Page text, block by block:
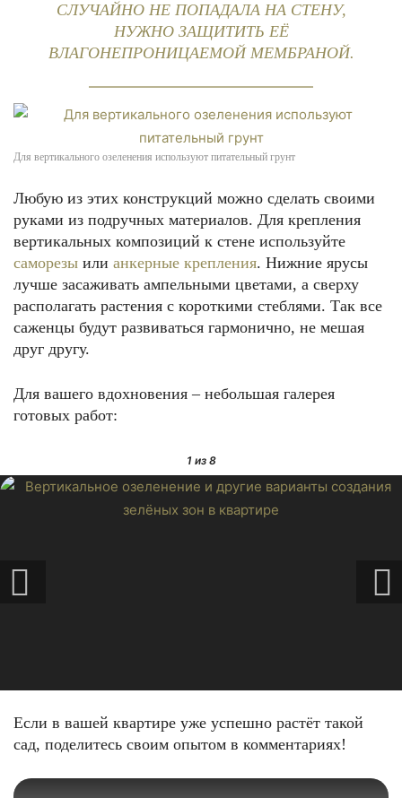
СЛУЧАЙНО НЕ ПОПАДАЛА НА СТЕНУ,
НУЖНО ЗАЩИТИТЬ ЕЁ
ВЛАГОНЕПРОНИЦАЕМОЙ МЕМБРАНОЙ.
Для вертикального озеленения используют питательный грунт
Любую из этих конструкций можно сделать своими
руками из подручных материалов. Для крепления
вертикальных композиций к стене используйте
саморезы или анкерные крепления. Нижние ярусы
лучше засаживать ампельными цветами, а сверху
располагать растения с короткими стеблями. Так все
саженцы будут развиваться гармонично, не мешая
друг другу.
Для вашего вдохновения – небольшая галерея
готовых работ:
1из 8
Если в вашей квартире уже успешно растёт такой
сад, поделитесь своим опытом в комментариях!